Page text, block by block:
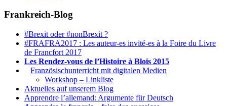
Frankreich-Blog
#Brexit oder #nonBrexit ?
#FRAFRA2017 : Les auteur-es invité-es à la Foire du Livre
de Francfort 2017
Les Rendez-vous de l’Histoire à Blois 2015
Französischunterricht mit digitalen Medien
Workshop – Linkliste
Aktuelles auf unserem Blog
Apprendre l’allemand: Argumente für Deutsch